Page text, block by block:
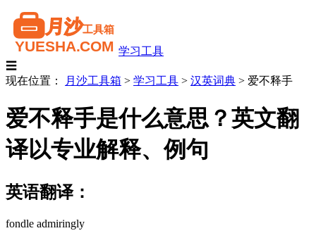
学习工具
☰
现在位置：
月沙工具箱 > 学习工具 > 汉英词典 > 爱不释手
爱不释手是什么意思？英文翻
译以专业解释、例句
英语翻译：
fondle admiringly